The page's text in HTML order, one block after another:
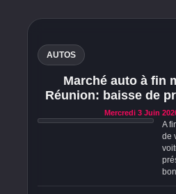
AUTOS
Marché auto à fin
Réunion: baisse de
Mercredi 3 Juin
A
de